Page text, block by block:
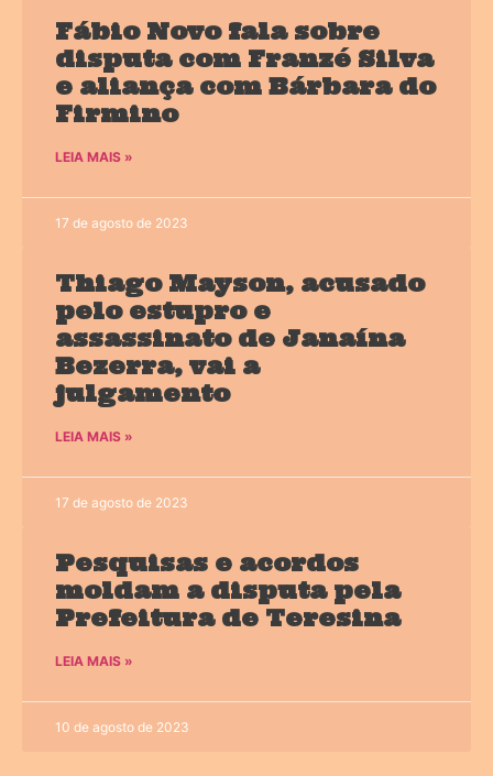
Fábio Novo fala sobre
disputa com Franzé Silva
e aliança com Bárbara do
Firmino
LEIA MAIS »
17 de agosto de 2023
Thiago Mayson, acusado
pelo estupro e
assassinato de Janaína
Bezerra, vai a
julgamento
LEIA MAIS »
17 de agosto de 2023
Pesquisas e acordos
moldam a disputa pela
Prefeitura de Teresina
LEIA MAIS »
10 de agosto de 2023